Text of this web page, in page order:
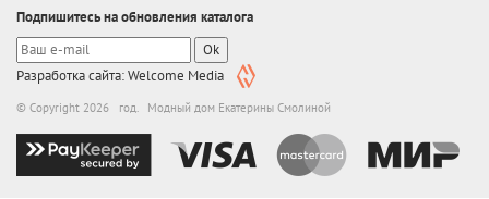
Подпишитесь на обновления каталога
Ok
Разработка сайта: Welcome Media
© Copyright 2026 год. Модный дом Екатерины Смолиной